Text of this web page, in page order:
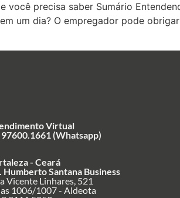
precisa saber Sumário
um dia? O empregador pode
Virtual
97600.1661 (Whatsapp)
- Ceará
Humberto Santana Business
Vicente Linhares, 521
1006/1007 - Aldeota